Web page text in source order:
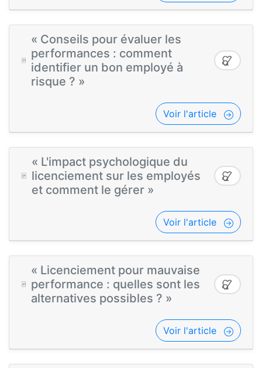
« Conseils pour évaluer les
performances : comment
identifier un bon employé à
risque ? »
Voir l'article
« L'impact psychologique du
licenciement sur les employés
et comment le gérer »
Voir l'article
« Licenciement pour mauvaise
performance : quelles sont les
alternatives possibles ? »
Voir l'article